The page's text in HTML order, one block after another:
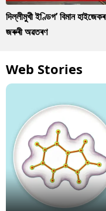
দিল্লীমুখী ইণ্ডিগ’ বিমান
জৰুৰী অৱতৰণ
Web Stories